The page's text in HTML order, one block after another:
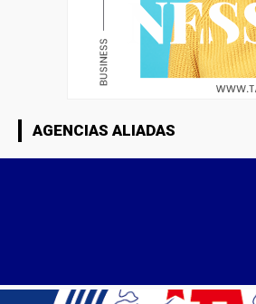
AGENCIAS ALIADAS